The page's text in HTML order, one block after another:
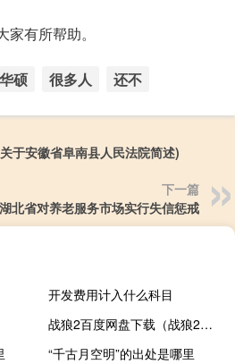
有所帮助。
华硕 很多人 还不
于安徽省阜南县人民法院简述)
下一篇
湖北省对养老服务市场实行失信惩戒
开发费用计入什么科目
战狼2百度网盘下载（战狼2百度网盘）
“千古月空明”的出处是哪里